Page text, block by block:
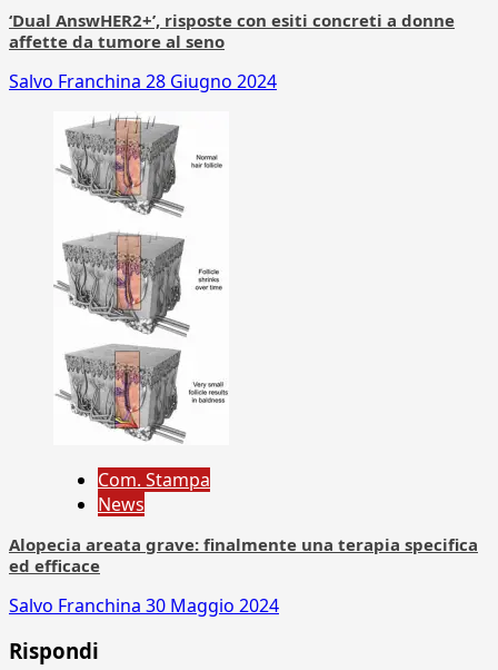
‘Dual AnswHER2+’, risposte con esiti concreti a donne
affette da tumore al seno
Salvo Franchina 28 Giugno 2024
Com. Stampa
News
Alopecia areata grave: finalmente una terapia specifica
ed efficace
Salvo Franchina 30 Maggio 2024
Rispondi